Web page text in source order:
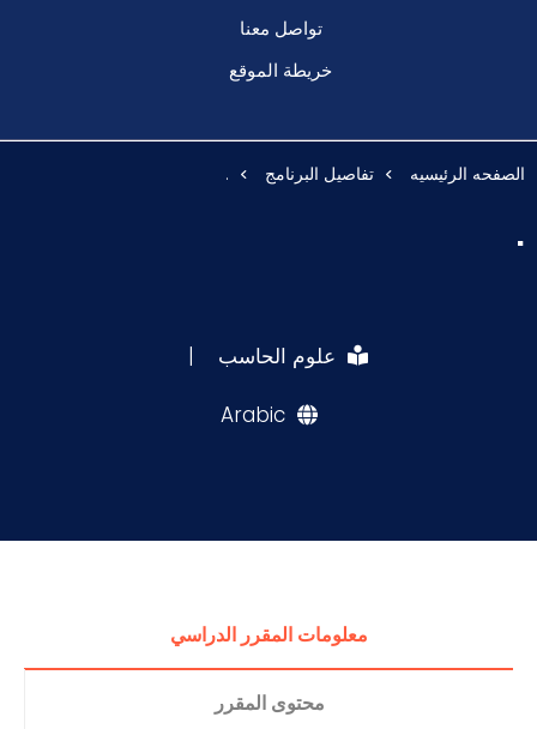
تواصل معنا
خريطة الموقع
الصفحه الرئيسيه تفاصيل البرنامج .
.
علوم الحاسب |
Arabic
معلومات المقرر الدراسي
محتوى المقرر